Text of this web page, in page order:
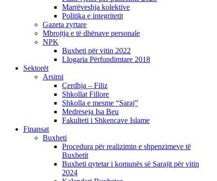
Marrëveshja kolektive
Politika e integritetit
Gazeta zyrtare
Mbrojtja e të dhënave personale
NPK
Buxheti për vitin 2022
Llogaria Përfundimtare 2018
Sektorët
Arsimi
Çerdhja – Filiz
Shkollat Fillore
Shkolla e mesme “Saraj”
Medreseja Isa Beu
Fakulteti i Shkencave Islame
Finansat
Buxheti
Procedura për realizimin e shpenzimeve të
Buxhetit
Buxheti qytetar i komunës së Sarajit për vitin
2024